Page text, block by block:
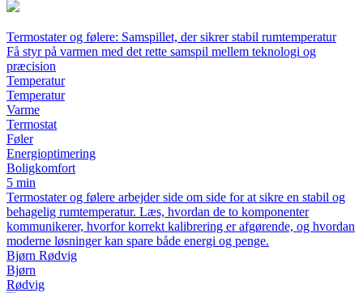
Termostater og følere: Samspillet, der sikrer stabil rumtemperatur
Få styr på varmen med det rette samspil mellem teknologi og
præcision
Temperatur
Temperatur
Varme
Termostat
Føler
Energioptimering
Boligkomfort
5 min
Termostater og følere arbejder side om side for at sikre en stabil og
behagelig rumtemperatur. Læs, hvordan de to komponenter
kommunikerer, hvorfor korrekt kalibrering er afgørende, og hvordan
moderne løsninger kan spare både energi og penge.
Bjørn Rødvig
Bjørn
Rødvig